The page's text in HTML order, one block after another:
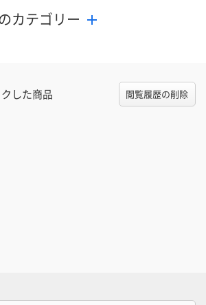
カテゴリー
した商品 閲覧履歴の削除